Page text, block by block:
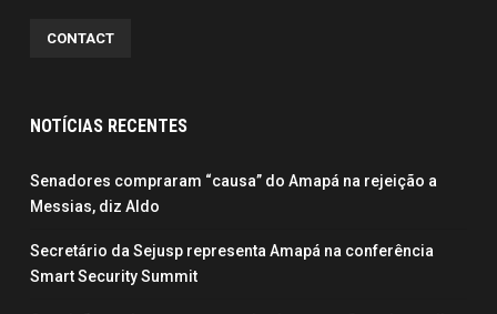
CONTACT
NOTÍCIAS RECENTES
Senadores compraram “causa” do Amapá na rejeição a
Messias, diz Aldo
Secretário da Sejusp representa Amapá na conferência
Smart Security Summit